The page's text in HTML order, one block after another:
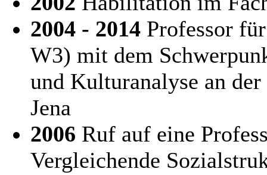
2004 - 2014 Professor
W3) mit dem
und Kulturanalyse an
Jena
2006 Ruf auf eine
Vergleichende